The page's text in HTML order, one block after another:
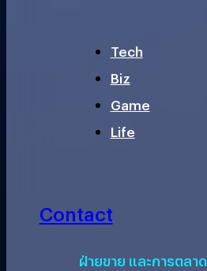
Tech
Biz
Game
Life
Contact
ฝ่ายขาย และการตลาด